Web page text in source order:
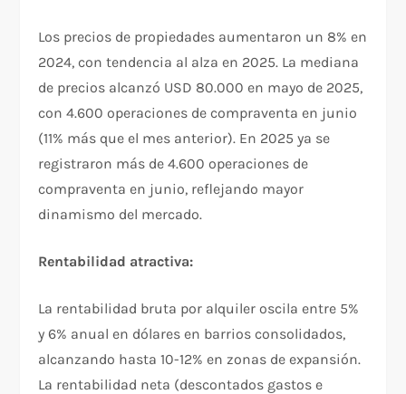
Los precios de propiedades aumentaron un 8% en
2024, con tendencia al alza en 2025. La mediana
de precios alcanzó USD 80.000 en mayo de 2025,
con 4.600 operaciones de compraventa en junio
(11% más que el mes anterior). En 2025 ya se
registraron más de 4.600 operaciones de
compraventa en junio, reflejando mayor
dinamismo del mercado.​
Rentabilidad atractiva:
La rentabilidad bruta por alquiler oscila entre 5%
y 6% anual en dólares en barrios consolidados,
alcanzando hasta 10-12% en zonas de expansión.
La rentabilidad neta (descontados gastos e